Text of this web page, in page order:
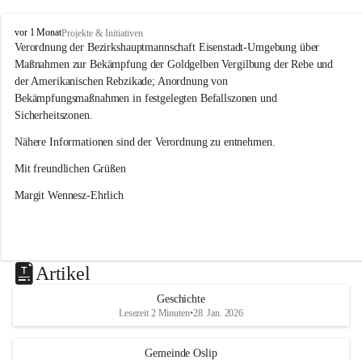
O
s
l
i
p
vor 1 MonatProjekte & Initiativen
Verordnung der Bezirkshauptmannschaft Eisenstadt-Umgebung über
Maßnahmen zur Bekämpfung der Goldgelben Vergilbung der Rebe und
der Amerikanischen Rebzikade; Anordnung von
Bekämpfungsmaßnahmen in festgelegten Befallszonen und
Sicherheitszonen.
Nähere Informationen sind der Verordnung zu entnehmen.
Mit freundlichen Grüßen
Margit Wennesz-Ehrlich
Artikel
Geschichte
Lesezeit 2 Minuten•28. Jan. 2026
Gemeinde Oslip